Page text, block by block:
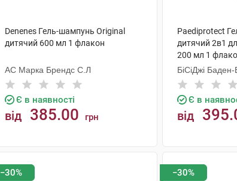
Denenes Гель-шампунь Original
дитячий 600 мл 1 флакон
АС Марка Брендс С.Л
Є в наявності
від 385.00 грн
Paediprotect
дитячий 2в1
200 мл 1
БіСіДжі
Груп Гмбх
Є в
від
−30% −30%